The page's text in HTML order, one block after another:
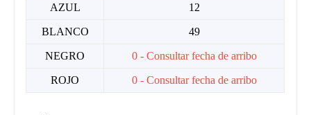
AZUL 12
BLANCO 49
NEGRO 0 - Consultar fecha de arribo
ROJO 0 - Consultar fecha de arribo